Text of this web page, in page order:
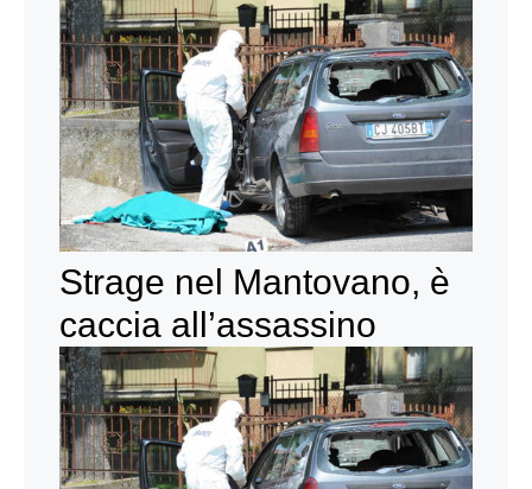
Strage nel Mantovano, è
caccia all’assassino